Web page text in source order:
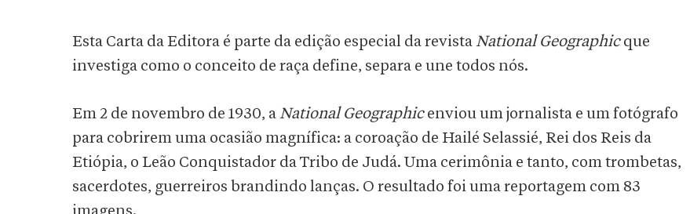
Esta Carta da Editora é parte da edição especial da revistaNational Geographicque
investiga como o conceito de raça define, separa e une todos nós.
Em 2 de novembro de 1930, aNational Geographicenviou um jornalista e um fotógrafo
para cobrirem uma ocasião magnífica: a coroação de Hailé Selassié, Rei dos Reis da
Etiópia, o Leão Conquistador da Tribo de Judá. Uma cerimônia e tanto, com trombetas,
sacerdotes, guerreiros brandindo lanças. O resultado foi uma reportagem com 83